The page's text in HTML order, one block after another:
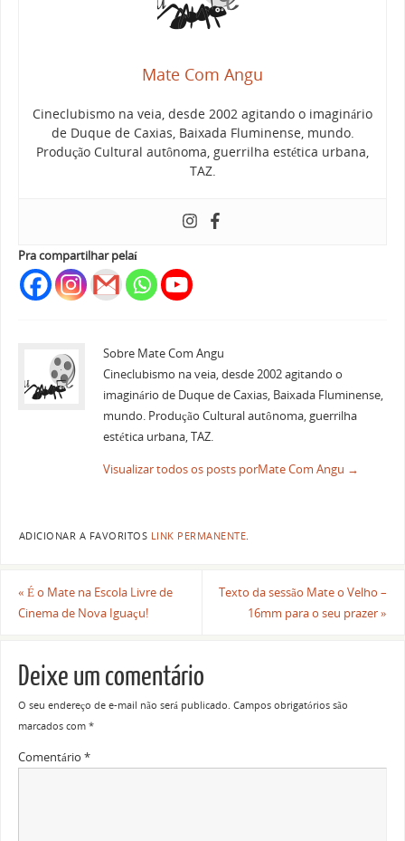
Mate Com Angu
Cineclubismo na veia, desde 2002 agitando o imaginário
de Duque de Caxias, Baixada Fluminense, mundo.
Produção Cultural autônoma, guerrilha estética urbana,
TAZ.
Pra compartilhar pelaí
Sobre Mate Com Angu
Cineclubismo na veia, desde 2002 agitando o
imaginário de Duque de Caxias, Baixada Fluminense,
mundo. Produção Cultural autônoma, guerrilha
estética urbana, TAZ.
Visualizar todos os posts porMate Com Angu →
ADICIONAR A FAVORITOS LINK PERMANENTE.
« É o Mate na Escola Livre de
Cinema de Nova Iguaçu!
Texto da sessão Mate o Velho –
16mm para o seu prazer»
Deixe um comentário
O seu endereço de e-mail não será publicado. Campos obrigatórios são
marcados com *
Comentário *